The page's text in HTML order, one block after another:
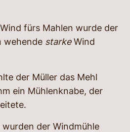
fürs Mahlen wurde der
wehende starkeWind
der Müller das Mehl
ein Mühlenknabe, der
wurden der Windmühle